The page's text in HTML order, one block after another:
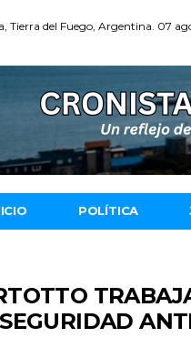
Tierra del Fuego, Argentina. 07
POLÍTICA